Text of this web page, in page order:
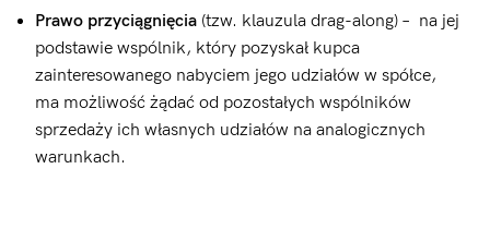
Prawo przyciągnięcia (tzw. klauzula drag-along) – na jej
podstawie wspólnik, który pozyskał kupca
zainteresowanego nabyciem jego udziałów w spółce,
ma możliwość żądać od pozostałych wspólników
sprzedaży ich własnych udziałów na analogicznych
warunkach.